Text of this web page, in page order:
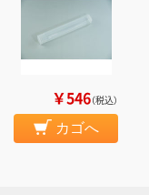
￥546（税込）
カゴへ